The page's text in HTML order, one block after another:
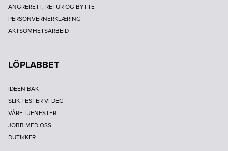
ANGRERETT, RETUR OG BYTTE
PERSONVERNERKLÆRING
AKTSOMHETSARBEID
LÖPLABBET
IDEEN BAK
SLIK TESTER VI DEG
VÅRE TJENESTER
JOBB MED OSS
BUTIKKER